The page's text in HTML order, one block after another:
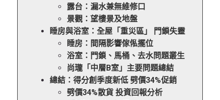
露台：漏水兼無維修口
景觀：望樓景及地盤
睡房與浴室：全屋「重災區」 門鎖失靈
睡房：間隔影響傢俬擺位
浴室：門鎖、馬桶、去水問題叢生
尚瓏「中層B室」主要問題總結
總結：得分創季度新低 劈價34%促銷
劈價34%散貨 投資回報分析